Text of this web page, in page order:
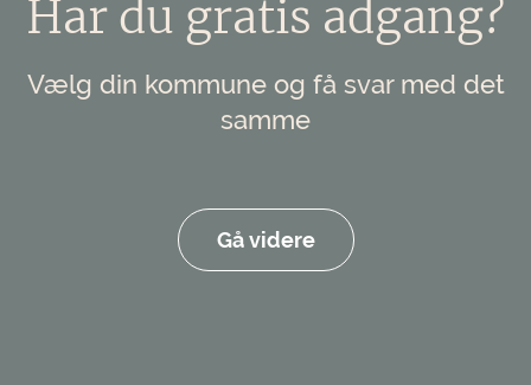
Har du gratis adgang?
Vælg din kommune og få svar med det
samme
Gå videre